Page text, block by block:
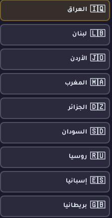
🇮🇶 العراق
🇱🇧 لبنان
🇯🇴 الأردن
🇲🇦 المغرب
🇩🇿 الجزائر
🇸🇩 السودان
🇷🇺 روسيا
🇪🇸 إسبانيا
🇬🇧 بريطانيا